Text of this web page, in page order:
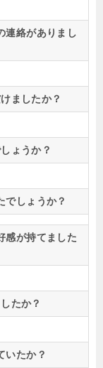
連絡がありまし
ましたか？
ょうか？
でしょうか？
感が持てました
たか？
いたか？